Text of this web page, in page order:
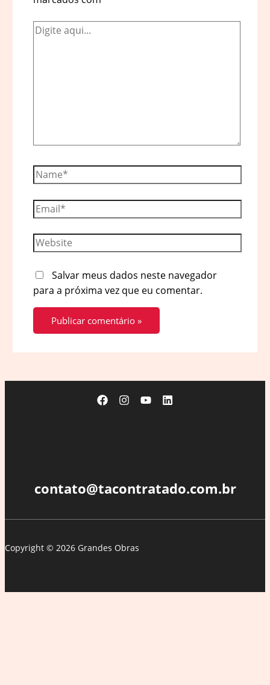
Digite
Name*
Email*
Website
Salvar meus dados neste navegador
para a próxima vez que eu comentar.
contato@tacontratado.com.br
Copyright © 2026 Grandes Obras